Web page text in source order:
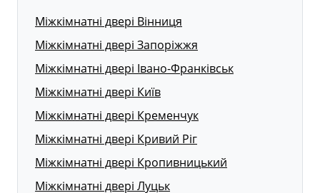
Міжкімнатні двері Вінниця
Міжкімнатні двері Запоріжжя
Міжкімнатні двері Івано-Франківськ
Міжкімнатні двері Київ
Міжкімнатні двері Кременчук
Міжкімнатні двері Кривий Ріг
Міжкімнатні двері Кропивницький
Міжкімнатні двері Луцьк